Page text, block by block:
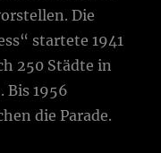
Die
startete 1941
250 Städte in
Bis 1956
die Parade.